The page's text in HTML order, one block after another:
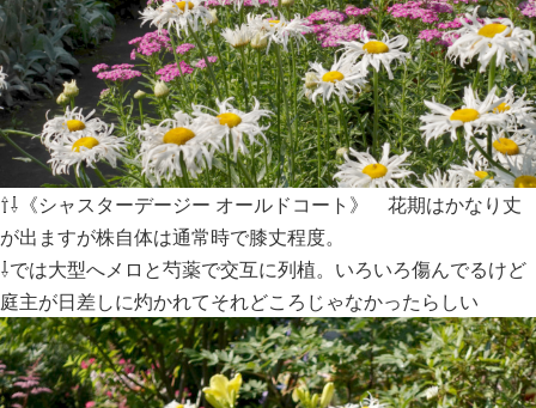
⇧⇩《シャスターデージー オールドコート》 花期はかなり丈
が出ますが株自体は通常時で膝丈程度。
⇩では大型へメロと芍薬で交互に列植。いろいろ傷んでるけど
庭主が日差しに灼かれてそれどころじゃなかったらしい